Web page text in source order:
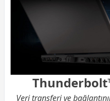
Veri transferi ve